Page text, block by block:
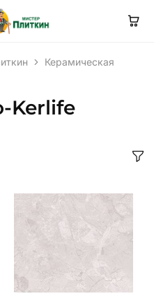
Керамическая
Kerlife